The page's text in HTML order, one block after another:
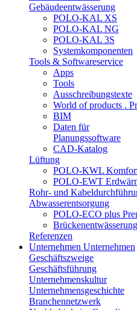
Gebäudeentwässerung
POLO-KAL XS
POLO-KAL NG
POLO-KAL 3S
Systemkomponenten
Tools & Softwareservice
Apps
Tools
Ausschreibungstexte
World of products .
BIM
Daten für
Planungssoftware
CAD-Katalog
Lüftung
POLO-KWL
POLO-EWT
Rohr- und
Abwasserentsorgung
POLO-ECO plus
Brückenentwässerung
Referenzen
Unternehmen Unternehmen
Geschäftszweige
Geschäftsführung
Unternehmenskultur
Unternehmensgeschichte
Branchennetzwerk